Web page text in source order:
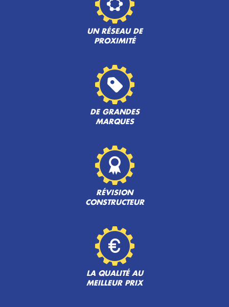
UN RÉSEAU DE
PROXIMITÉ
DE GRANDES
MARQUES
RÉVISION
CONSTRUCTEUR
LA QUALITÉ AU
MEILLEUR PRIX